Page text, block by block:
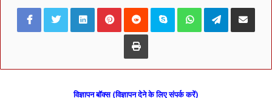
FacebookTwitterLinkedInPinterestReddit Skype WhatsAppTelegramShare via
Print
विज्ञापन बॉक्स (विज्ञापन देने के लिए संपर्क करें)